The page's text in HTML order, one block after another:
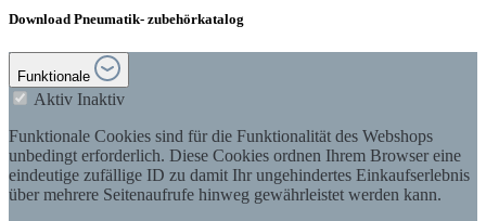
Download Pneumatik- zubehörkatalog
Funktionale
Aktiv Inaktiv
Funktionale Cookies sind für die Funktionalität des Webshops
unbedingt erforderlich. Diese Cookies ordnen Ihrem Browser eine
eindeutige zufällige ID zu damit Ihr ungehindertes Einkaufserlebnis
über mehrere Seitenaufrufe hinweg gewährleistet werden kann.